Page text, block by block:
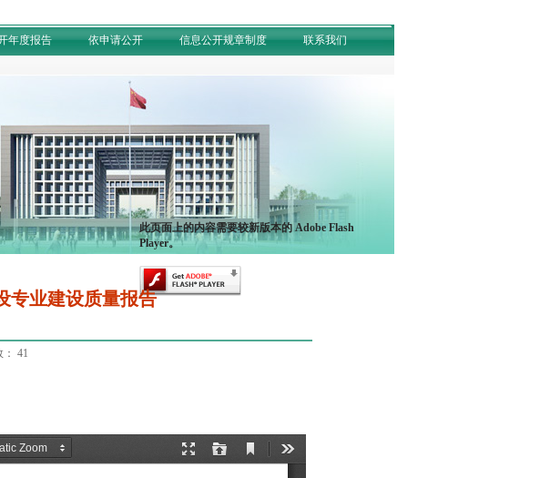
年度报告 依申请公开 信息公开规章制度 联系我们
此页面上的内容需要较新版本的 Adobe Flash
Player。
专业建设质量报告
41